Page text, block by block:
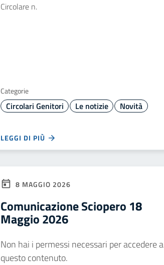
Circolare n.
Categorie
Circolari Genitori Le notizie Novità
LEGGI DI PIÙ
8 MAGGIO 2026
Comunicazione Sciopero 18
Maggio 2026
Non hai i permessi necessari per accedere a
questo contenuto.